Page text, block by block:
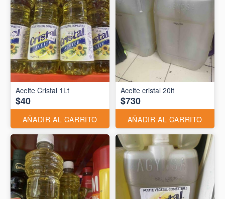
Aceite Cristal 1Lt
$40
AÑADIR AL CARRITO
Aceite cristal 20lt
$730
AÑADIR AL CARRITO